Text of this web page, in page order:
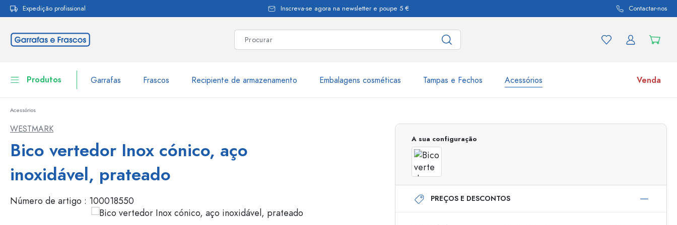
Saltar para a navegação principal
Expedição profissional Inscreva-se agora na newsletter e poupe 5 € Contactar-nos
Produtos Garrafas Frascos Recipiente de armazenamento Embalagens cosméticas Tampas e Fechos Acessórios Venda
Louça de mesa
Embalagens cosméticas
Garrafas por marca
Garrafas com tampa mecânica
Frascos de pulverização
Dispensadores Airless
Frascos com roll-on
Frascos
Acessórios
WESTMARK
Bico vertedor Inox cónico, aço
inoxidável, prateado
Número de artigo : 100018550
A sua configuração
PREÇOS E DESCONTOS